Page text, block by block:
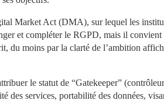
Market Act (DMA), sur lequel les
et compléter le RGPD, mais il
du moins par la clarté de l’ambition
le statut de “Gatekeeper”
des services, portabilité des données,